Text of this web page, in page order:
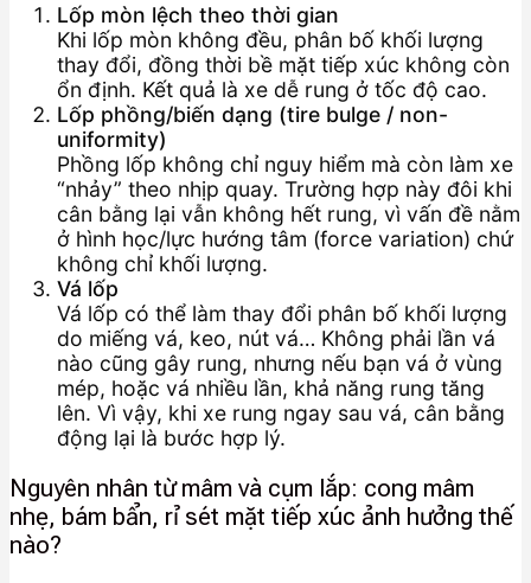
Lốp mòn lệch theo thời gian
Khi lốp mòn không đều, phân bố khối lượng
thay đổi, đồng thời bề mặt tiếp xúc không còn
ổn định. Kết quả là xe dễ rung ở tốc độ cao.
Lốp phồng/biến dạng (tire bulge / non-
uniformity)
Phồng lốp không chỉ nguy hiểm mà còn làm xe
“nhảy” theo nhịp quay. Trường hợp này đôi khi
cân bằng lại vẫn không hết rung, vì vấn đề nằm
ở hình học/lực hướng tâm (force variation) chứ
không chỉ khối lượng.
Vá lốp
Vá lốp có thể làm thay đổi phân bố khối lượng
do miếng vá, keo, nút vá… Không phải lần vá
nào cũng gây rung, nhưng nếu bạn vá ở vùng
mép, hoặc vá nhiều lần, khả năng rung tăng
lên. Vì vậy, khi xe rung ngay sau vá, cân bằng
động lại là bước hợp lý.
Nguyên nhân từ mâm và cụm lắp: cong mâm
nhẹ, bám bẩn, rỉ sét mặt tiếp xúc ảnh hưởng thế
nào?